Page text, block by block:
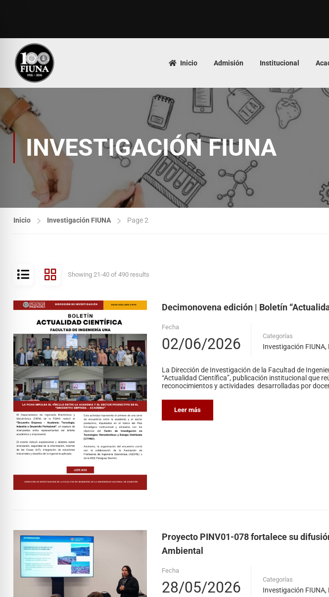
Inicio Admisión Institucional
INVESTIGACIÓN FIUNA
Inicio Investigación FIUNA Page 2
Showing 21-40 of 490 results
Decimonovena edición | Boletín
Fecha
02/06/2026 Categorías
Investigación FIUNA,
La Dirección de Investigación de la Facultad de
“Actualidad Científica”, publicación institucional que
reconocimientos y actividades desarrolladas por
Leer más
Proyecto PINV01-078 fortalece su
Ambiental
Fecha
28/05/2026 Categorías
Investigación FIUNA,